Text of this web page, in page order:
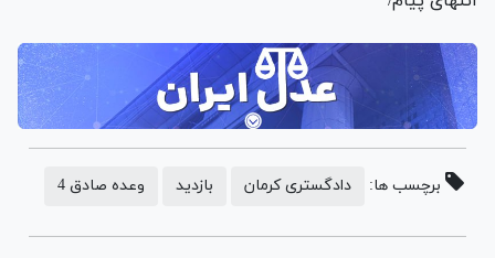
برچسب ها: دادگستری کرمان بازدید وعده صادق 4